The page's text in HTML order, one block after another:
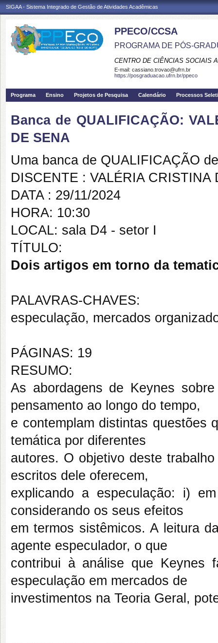
SIGAA - Sistema Integrado de Gestão de Atividades Acadêmicas
PPECO/CCSA
PROGRAMA DE PÓS-
CENTRO DE CIÊNCIAS SOCIAIS
E-mail: cassiano.trovao@ufrn.br
https://posgraduacao.ufrn.br/ppeco
Programa Ensino Projetos de Pesquisa Calendário Processos
Banca de QUALIFICAÇÃO:
DE SENA
Uma banca de QUALIFICAÇÃO
DISCENTE : VALÉRIA CRISTINA
DATA : 29/11/2024
HORA: 10:30
LOCAL: sala D4 - setor I
TÍTULO:
Dois artigos em torno da
PALAVRAS-CHAVES:
especulação, mercados
PÁGINAS: 19
RESUMO:
As abordagens de Keynes
pensamento ao longo do tempo,
e contemplam distintas questões
temática por diferentes
autores. O objetivo deste
escritos dele oferecem,
explicando a especulação: i)
considerando os seus efeitos
em termos sistêmicos. A leitura
agente especulador, o que
contribui à análise que Keynes
especulação em mercados de
investimentos na Teoria Geral,